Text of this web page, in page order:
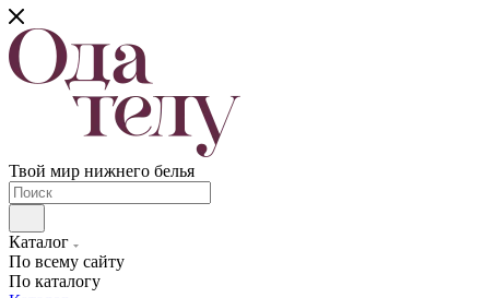
Твой мир нижнего белья
Каталог
По всему сайту
По каталогу